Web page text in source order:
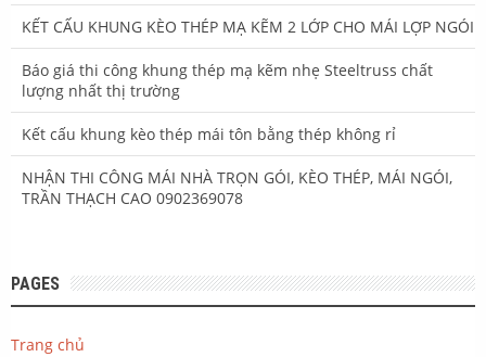
KẾT CẤU KHUNG KÈO THÉP MẠ KẼM 2 LỚP CHO MÁI LỢP NGÓI
Báo giá thi công khung thép mạ kẽm nhẹ Steeltruss chất
lượng nhất thị trường
Kết cấu khung kèo thép mái tôn bằng thép không rỉ
NHẬN THI CÔNG MÁI NHÀ TRỌN GÓI, KÈO THÉP, MÁI NGÓI,
TRẦN THẠCH CAO 0902369078
PAGES
Trang chủ